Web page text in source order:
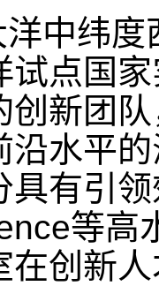
中纬
试点国
创新团
沿水平
具有引
等高
在创新